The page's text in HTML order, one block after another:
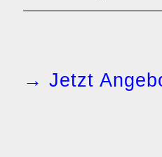
→ Jetzt